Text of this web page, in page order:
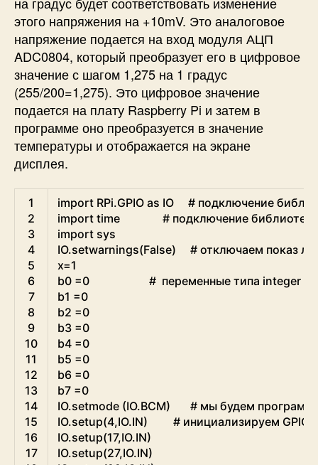
этого напряжения на +10mV. Это аналоговое
напряжение подается на вход модуля АЦП
ADC0804, который преобразует его в цифровое
значение с шагом 1,275 на 1 градус
(255/200=1,275). Это цифровое значение
подается на плату Raspberry Pi и затем в
программе оно преобразуется в значение
температуры и отображается на экране
дисплея.
Python
1
2
3
4
5
6
7
8
9
10
11
12
13
14
15
16
17
import RPi.GPIO as IO
# подключение
import time
# подключение
import sys
IO.setwarnings(False)
# отключаем показ
x=1
b0 =0
#  переменные типа integer
b1 =0
b2 =0
b3 =0
b4 =0
b5 =0
b6 =0
b7 =0
IO.setmode (IO.BCM)
# мы будем
IO.setup(4,IO.IN)
# инициализируем
IO.setup(17,IO.IN)
IO.setup(27,IO.IN)